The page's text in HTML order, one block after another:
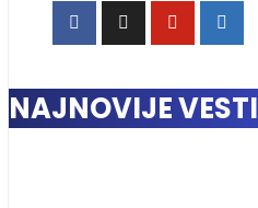
NAJNOVIJE VESTI